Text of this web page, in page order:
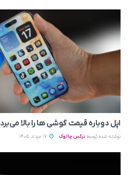
اپل دوباره قیمت‌ گوشی ها را بالا می‌برد
نوشته شده توسط نرگس چالوک